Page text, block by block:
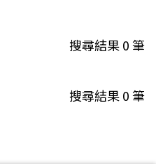
搜尋結果0筆
搜尋結果0筆